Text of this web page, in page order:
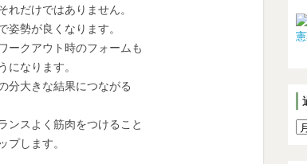
だけではありません。
勢が良くなります。
クアウト時のフォームも
なります。
大きな結果につながる
スよく筋肉をつけること
します。